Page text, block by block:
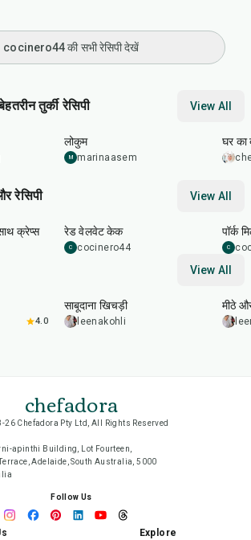
cocinero44 की सभी रेसिपी देखें
तुर्की रेसिपी View All
1
लोकुम
M marinaasem
घर का
रेसिपी View All
क्रेप्स रेड वेलवेट केक
C cocinero44
पॉर्क
C
View All
4.0
साबूदाना खिचड़ी
leenakohli
मीठे
chefadora
26 Chefadora Pty Ltd, All Rights Reserved
apinthi Building, Lot Fourteen,
Adelaide, South Australia, 5000
Follow Us
Explore